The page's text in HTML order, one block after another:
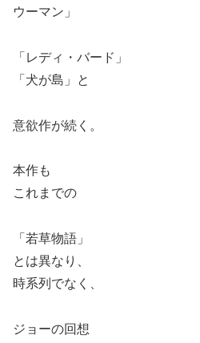
ウーマン」
「レディ・バード」
「犬が島」と
意欲作が続く。
本作も
これまでの
「若草物語」
とは異なり、
時系列でなく、
ジョーの回想